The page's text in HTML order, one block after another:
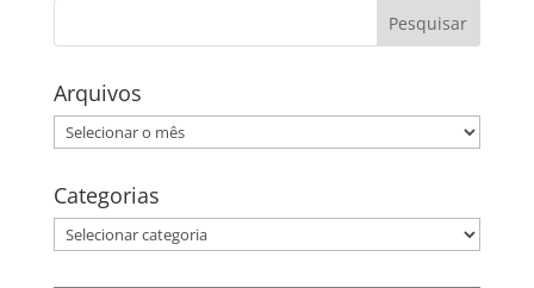
Arquivos
Arquivos
Categorias
Categorias